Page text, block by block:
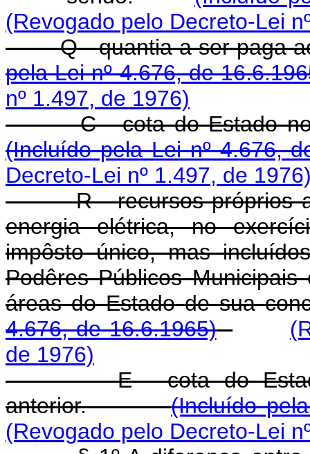
(Revogado pelo Decreto-Lei
Q - quantia a ser paga
pela Lei nº 4.676, de
nº 1.497, de 1976)
C - cota do Estado
(Incluído pela Lei nº 4.676,
Decreto-Lei nº 1.497, de
R - recursos próprios
energia elétrica, no
impôsto único, mas
Podêres Públicos
áreas do Estado de
4.676, de 16.6.1965)
de 1976)
E - cota do Estado
anterior.(Incluído
(Revogado pelo Decreto-Lei